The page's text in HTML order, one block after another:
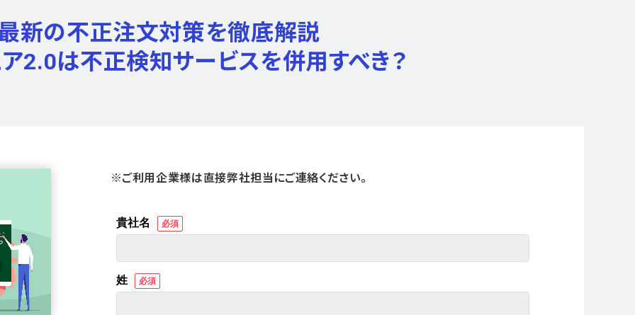
新の不正注文対策を徹底解説
2.0は不正検知サービスを併用すべき？
※ご利用企業様は直接弊社担当にご連絡ください。